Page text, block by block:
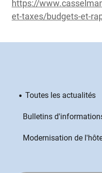
https://
et-taxes/budgets-et-
Toutes les actualités
Bulletins
Modernisation de